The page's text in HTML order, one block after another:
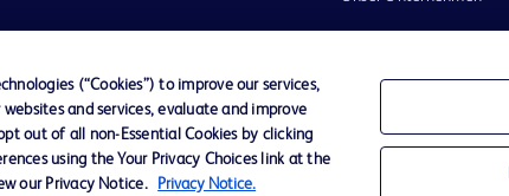
Datenschutz Nutzungsbedingungen
(“Cookies”) to improve our services,
and services, evaluate and improve
out of all non-Essential Cookies by clicking
using the Your Privacy Choices link at the
our Privacy Notice.
Privacy Notice.